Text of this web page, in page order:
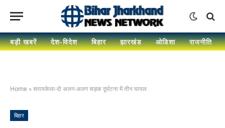
बड़ी खबरें देश-विदेश बिहार झारखंड ओडिशा राजनीति
Home »सरायकेला-दो अलग-अलग सड़क दूर्घटना में तीन घायल
बिहार